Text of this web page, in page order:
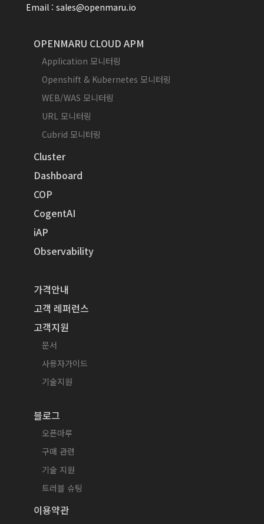
Email : sales@openmaru.io
OPENMARU CLOUD APM
Application 모니터링
Openshift & Kubernetes 모니터링
WEB/WAS 모니터링
URL 모니터링
Cubrid 모니터링
Cluster
Dashboard
COP
CogentAI
iAP
Observability
가격안내
고객 레퍼런스
고객지원
문서
사용자가이드
기술지원
블로그
오픈마루
구매 관련
기술 지원
트러블 슈팅
이용약관